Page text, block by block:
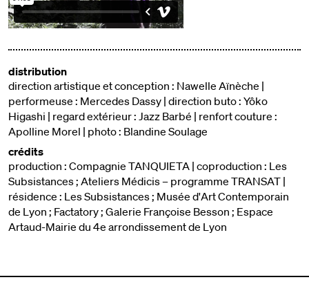
distribution
direction artistique et conception : Nawelle Aïnèche |
performeuse : Mercedes Dassy | direction buto : Yôko
Higashi | regard extérieur : Jazz Barbé | renfort couture :
Apolline Morel | photo : Blandine Soulage
crédits
production : Compagnie TANQUIETA | coproduction : Les
Subsistances ; Ateliers Médicis – programme TRANSAT |
résidence : Les Subsistances ; Musée d'Art Contemporain
de Lyon ; Factatory ; Galerie Françoise Besson ; Espace
Artaud-Mairie du 4e arrondissement de Lyon